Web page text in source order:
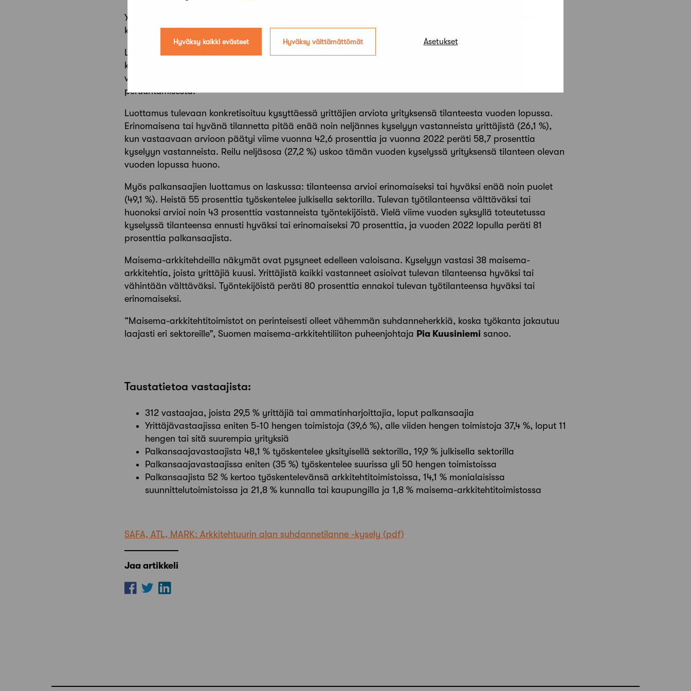
Hyväksy kaikki evästeet Hyväksy välttämättömät Asetukset
Yrittäjävastaajista peräti 71 prosenttia ilmoitti yrityksensä hankkeiden viivästyneen edeltävien kuuden
kuukauden aikana (63 % viime vuonna ja 55,6 % vuonna 2022).
Lähes puolet (47,8 %) vastanneista yrittäjistä kertoi myös, että hankkeita on peruuntunut. Viime vuoden
kyselyssä peruuntumisista ilmoitti noin 42 prosenttia vastanneista ja vuonna 2022 noin kolmannes
vastanneista. Myös palkansaajista yli kolmannes (38,5 %) kertoi tuoreessa kyselyssä hankkeiden
peruuntumisesta.
Luottamus tulevaan konkretisoituu kysyttäessä yrittäjien arviota yrityksensä tilanteesta vuoden lopussa.
Erinomaisena tai hyvänä tilannetta pitää enää noin neljännes kyselyyn vastanneista yrittäjistä (26,1 %),
kun vastaavaan arvioon päätyi viime vuonna 42,6 prosenttia ja vuonna 2022 peräti 58,7 prosenttia
kyselyyn vastanneista. Reilu neljäsosa (27,2 %) uskoo tämän vuoden kyselyssä yrityksensä tilanteen olevan
vuoden lopussa huono.
Myös palkansaajien luottamus on laskussa: tilanteensa arvioi erinomaiseksi tai hyväksi enää noin puolet
(49,1 %). Heistä 55 prosenttia työskentelee julkisella sektorilla. Tulevan työtilanteensa välttäväksi tai
huonoksi arvioi noin 43 prosenttia vastanneista työntekijöistä. Vielä viime vuoden syksyllä toteutetussa
kyselyssä tilanteensa ennusti hyväksi tai erinomaiseksi 70 prosenttia, ja vuoden 2022 lopulla peräti 81
prosenttia palkansaajista.
Maisema-arkkitehdeilla näkymät ovat pysyneet edelleen valoisana. Kyselyyn vastasi 38 maisema-
arkkitehtia, joista yrittäjiä kuusi. Yrittäjistä kaikki vastanneet asioivat tulevan tilanteensa hyväksi tai
vähintään välttäväksi. Työntekijöistä peräti 80 prosenttia ennakoi tulevan työtilanteensa hyväksi tai
erinomaiseksi.
“Maisema-arkkitehtitoimistot on perinteisesti olleet vähemmän suhdanneherkkiä, koska työkanta jakautuu
laajasti eri sektoreille”, Suomen maisema-arkkitehtiliiton puheenjohtaja Pia Kuusiniemi sanoo.
Taustatietoa vastaajista:
312 vastaajaa, joista 29,5 % yrittäjiä tai ammatinharjoittajia, loput palkansaajia
Yrittäjävastaajissa eniten 5-10 hengen toimistoja (39,6 %), alle viiden hengen toimistoja 37,4 %, loput 11
hengen tai sitä suurempia yrityksiä
Palkansaajavastaajista 48,1 % työskentelee yksityisellä sektorilla, 19,9 % julkisella sektorilla
Palkansaajavastaajissa eniten (35 %) työskentelee suurissa yli 50 hengen toimistoissa
Palkansaajista 52 % kertoo työskentelevänsä arkkitehtitoimistoissa, 14,1 % monialaisissa
suunnittelutoimistoissa ja 21,8 % kunnalla tai kaupungilla ja 1,8 % maisema-arkkitehtitoimistossa
SAFA, ATL, MARK: Arkkitehtuurin alan suhdannetilanne -kysely
Jaa artikkeli